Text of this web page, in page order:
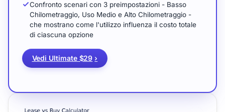
Confronto scenari con 3 preimpostazioni - Basso
Chilometraggio, Uso Medio e Alto Chilometraggio -
che mostrano come l'utilizzo influenza il costo totale
di ciascuna opzione
Vedi Ultimate $29 ›